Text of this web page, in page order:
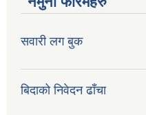
सवारी लग बुक
बिदाको निवेदन ढाँचा